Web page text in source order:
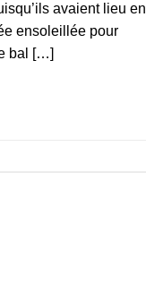
avaient lieu en
ensoleillée pour
bal […]